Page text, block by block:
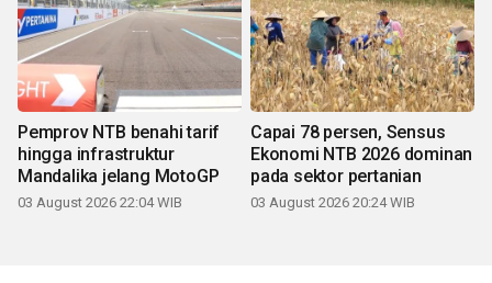
Pemprov NTB benahi tarif
hingga infrastruktur
Mandalika jelang MotoGP
03 August 2026 22:04 WIB
Capai 78 persen, Sensus
Ekonomi NTB 2026 dominan
pada sektor pertanian
03 August 2026 20:24 WIB